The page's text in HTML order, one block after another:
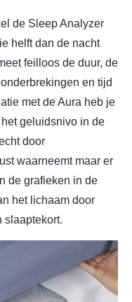
de Sleep Analyzer
helft dan de nacht
feilloos de duur, de
en tijd
met de Aura heb je
geluidsnivo in de
door
waarneemt maar er
de grafieken in de
het lichaam door
slaaptekort.